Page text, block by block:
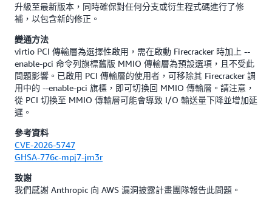
升級至最新版本，同時確保對任何分支或衍生程式碼進行了修
補，以包含新的修正。
變通方法
virtio PCI 傳輸層為選擇性啟用，需在啟動 Firecracker 時加上 --
enable-pci 命令列旗標舊版 MMIO 傳輸層為預設選項，且不受此
問題影響。已啟用 PCI 傳輸層的使用者，可移除其 Firecracker 調
用中的 --enable-pci 旗標，即可切換回 MMIO 傳輸層。請注意，
從 PCI 切換至 MMIO 傳輸層可能會導致 I/O 輸送量下降並增加延
遲。
參考資料
CVE-2026-5747
GHSA-776c-mpj7-jm3r
致謝
我們感謝 Anthropic 向 AWS 漏洞披露計畫團隊報告此問題。